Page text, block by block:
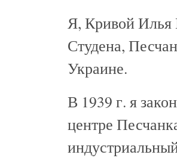
Я, Кривой Илья
Студена,
Украине.
В 1939 г. я
центре